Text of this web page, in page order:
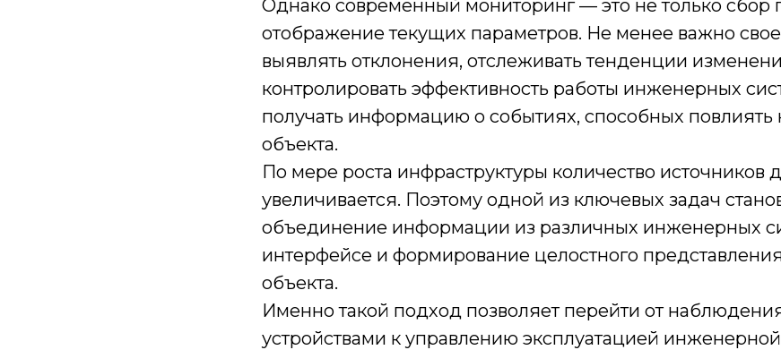
Однако современный мониторинг — это не только сбор
отображение текущих параметров. Не менее важно
выявлять отклонения, отслеживать тенденции
контролировать эффективность работы инженерных
получать информацию о событиях, способных повлиять
объекта.
По мере роста инфраструктуры количество источников
увеличивается. Поэтому одной из ключевых задач
объединение информации из различных инженерных
интерфейсе и формирование целостного
объекта.
Именно такой подход позволяет перейти от
устройствами к управлению эксплуатацией